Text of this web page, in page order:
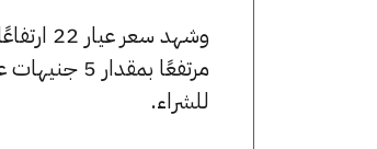
للشراء.